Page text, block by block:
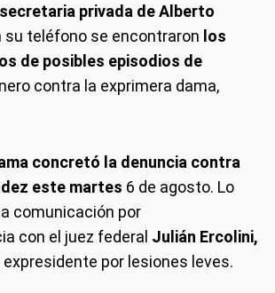
privada de Alberto
su teléfono se encontraron los
de posibles episodios de
contra la exprimera dama,
concretó la denuncia contra
este martes 6 de agosto. Lo
comunicación por
con el juez federal Julián Ercolini,
por lesiones leves.